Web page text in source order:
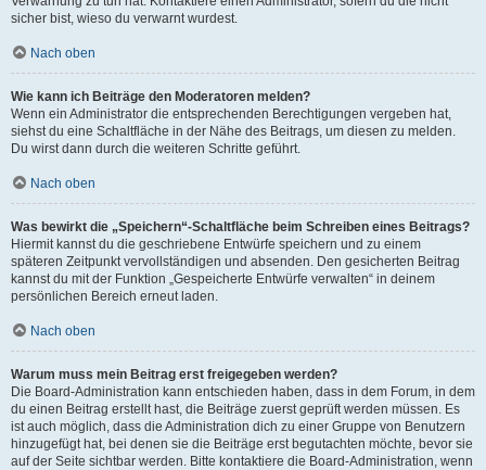
sicher bist, wieso du verwarnt wurdest.
Nach oben
Wie kann ich Beiträge den Moderatoren melden?
Wenn ein Administrator die entsprechenden Berechtigungen vergeben hat,
siehst du eine Schaltfläche in der Nähe des Beitrags, um diesen zu melden.
Du wirst dann durch die weiteren Schritte geführt.
Nach oben
Was bewirkt die „Speichern“-Schaltfläche beim Schreiben eines Beitrags?
Hiermit kannst du die geschriebene Entwürfe speichern und zu einem
späteren Zeitpunkt vervollständigen und absenden. Den gesicherten Beitrag
kannst du mit der Funktion „Gespeicherte Entwürfe verwalten“ in deinem
persönlichen Bereich erneut laden.
Nach oben
Warum muss mein Beitrag erst freigegeben werden?
Die Board-Administration kann entschieden haben, dass in dem Forum, in dem
du einen Beitrag erstellt hast, die Beiträge zuerst geprüft werden müssen. Es
ist auch möglich, dass die Administration dich zu einer Gruppe von Benutzern
hinzugefügt hat, bei denen sie die Beiträge erst begutachten möchte, bevor sie
auf der Seite sichtbar werden. Bitte kontaktiere die Board-Administration, wenn